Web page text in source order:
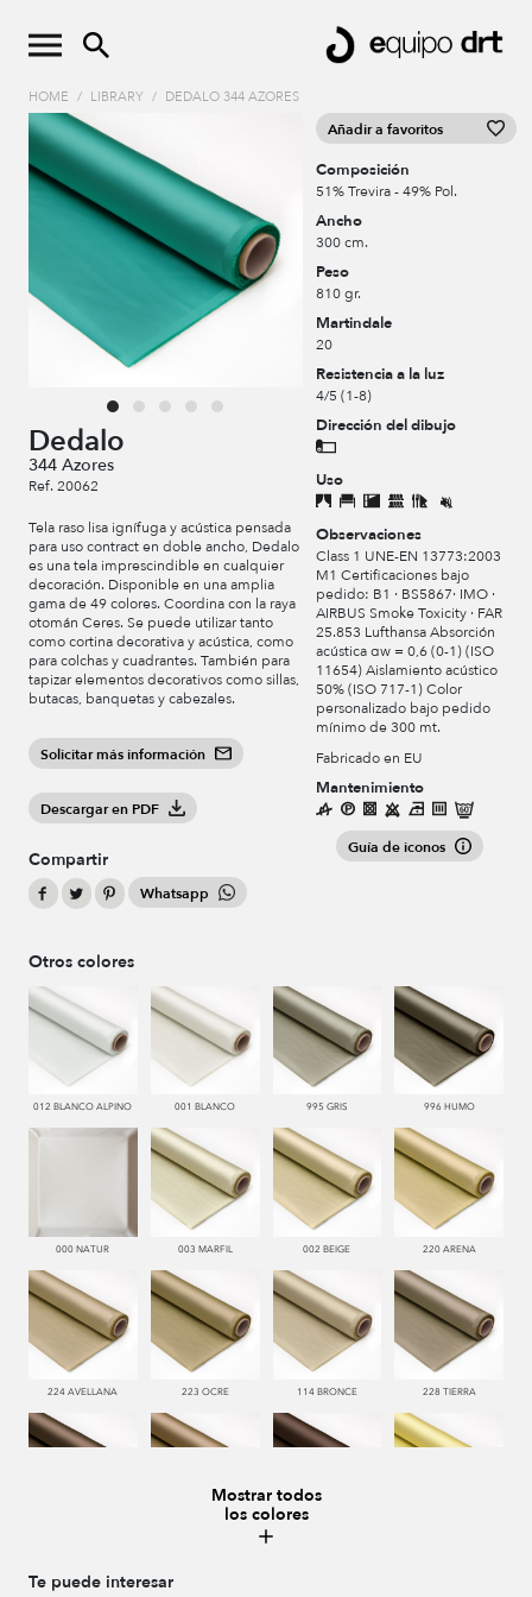
HOME / LIBRARY / DEDALO 344 AZORES
Dedalo
344 Azores
Ref. 20062
Tela raso lisa ignífuga y acústica pensada
para uso contract en doble ancho, Dedalo
es una tela imprescindible en cualquier
decoración. Disponible en una amplia
gama de 49 colores. Coordina con la raya
otomán Ceres. Se puede utilizar tanto
como cortina decorativa y acústica, como
para colchas y cuadrantes. También para
tapizar elementos decorativos como sillas,
butacas, banquetas y cabezales.
Solicitar más información
Descargar en PDF
Compartir
Whatsapp
Añadir a favoritos
Composición
51% Trevira - 49% Pol.
Ancho
300 cm.
Peso
810 gr.
Martindale
20
Resistencia a la luz
4/5 (1-8)
Dirección del dibujo
Uso
Observaciones
Class 1 UNE-EN 13773:2003
M1 Certificaciones bajo
pedido: B1 · BS5867· IMO ·
AIRBUS Smoke Toxicity · FAR
25.853 Lufthansa Absorción
acústica αw = 0,6 (0-1) (ISO
11654) Aislamiento acústico
50% (ISO 717-1) Color
personalizado bajo pedido
mínimo de 300 mt.
Fabricado en EU
Mantenimiento
Guía de iconos
Otros colores
012 BLANCO ALPINO 001 BLANCO 995 GRIS 996 HUMO
000 NATUR 003 MARFIL 002 BEIGE 220 ARENA
224 AVELLANA 223 OCRE 114 BRONCE 228 TIERRA
Mostrar todos
los colores
Te puede interesar